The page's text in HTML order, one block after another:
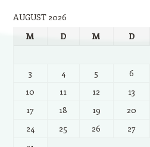
AUGUST 2026
M
D M D
3
4 5 6
10
11 12 13
17
18 19 20
24
25 26 27